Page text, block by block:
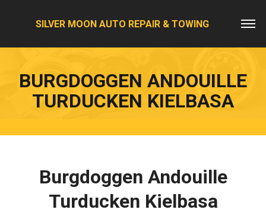
SILVER MOON AUTO REPAIR & TOWING
BURGDOGGEN ANDOUILLE
TURDUCKEN KIELBASA
Burgdoggen Andouille
Turducken Kielbasa